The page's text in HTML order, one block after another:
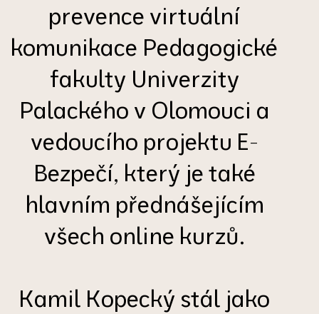
prevence virtuální
komunikace Pedagogické
fakulty Univerzity
Palackého v Olomouci a
vedoucího projektu E-
Bezpečí, který je také
hlavním přednášejícím
všech online kurzů.
Kamil Kopecký stál jako